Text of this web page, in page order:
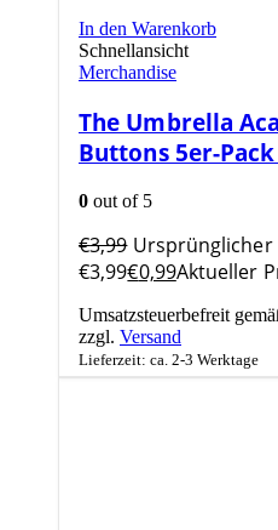
In den Warenkorb
Schnellansicht
Merchandise
The Umbrella
Buttons 5er-
0 out of 5
€3,99 Ursprünglicher
€3,99€0,99Aktueller
Umsatzsteuerbefreit
zzgl. Versand
Lieferzeit: ca. 2-3 Werktage